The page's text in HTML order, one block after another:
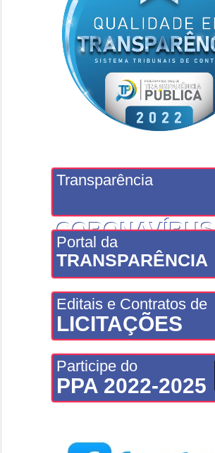
Transparência
CORONAVÍRUS
Portal da
TRANSPARÊNCIA
Editais e Contratos de
LICITAÇÕES
Participe do
PPA 2022-2025